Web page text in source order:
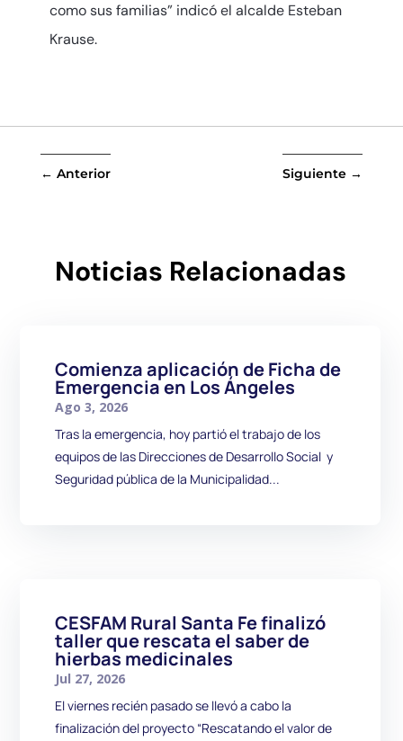
como sus familias” indicó el alcalde Esteban
Krause.
← Anterior Siguiente →
Noticias Relacionadas
Comienza aplicación de Ficha de
Emergencia en Los Ángeles
Ago 3, 2026
Tras la emergencia, hoy partió el trabajo de los
equipos de las Direcciones de Desarrollo Social y
Seguridad pública de la Municipalidad...
CESFAM Rural Santa Fe finalizó
taller que rescata el saber de
hierbas medicinales
Jul 27, 2026
El viernes recién pasado se llevó a cabo la
finalización del proyecto “Rescatando el valor de